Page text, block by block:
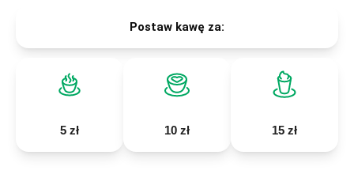
Postaw kawę za:
5 zł 10 zł 15 zł